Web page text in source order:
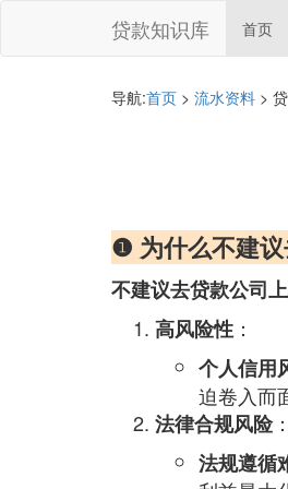
贷款知识库 首页
导航:首页 > 流水资料 >
❶ 为什么不建
不建议去贷款公司
高风险性 ：
个人信用
迫卷入而
法律合规风险：
法规遵循